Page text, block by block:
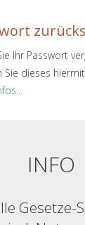
Ihr Passwort
Sie dieses
INFO